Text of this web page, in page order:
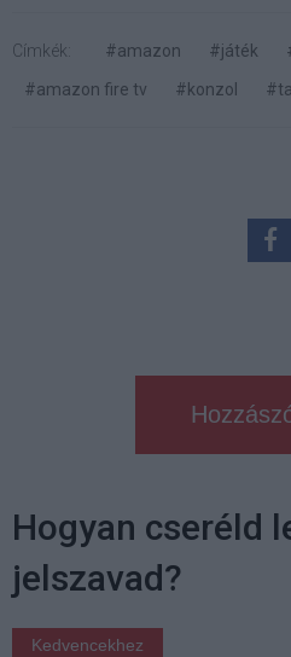
Címkék: #amazon #játék
#amazon fire tv
#konzol
Hogyan cseréld
jelszavad?
Kedvencekhez